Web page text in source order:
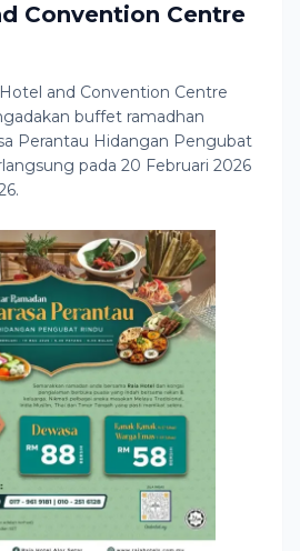
Convention Centre
and Convention Centre
buffet ramadhan
Perantau Hidangan Pengubat
pada 20 Februari 2026